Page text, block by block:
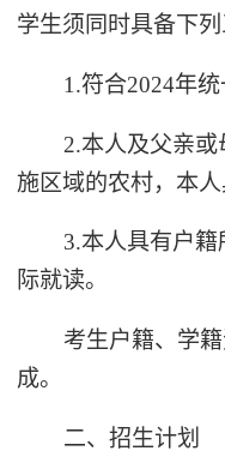
学生须同时具备下列
1.符合2024年统
2.本人及父亲
施区域的农村，本
3.本人具有户
际就读。
考生户籍、学
成。
二、招生计划